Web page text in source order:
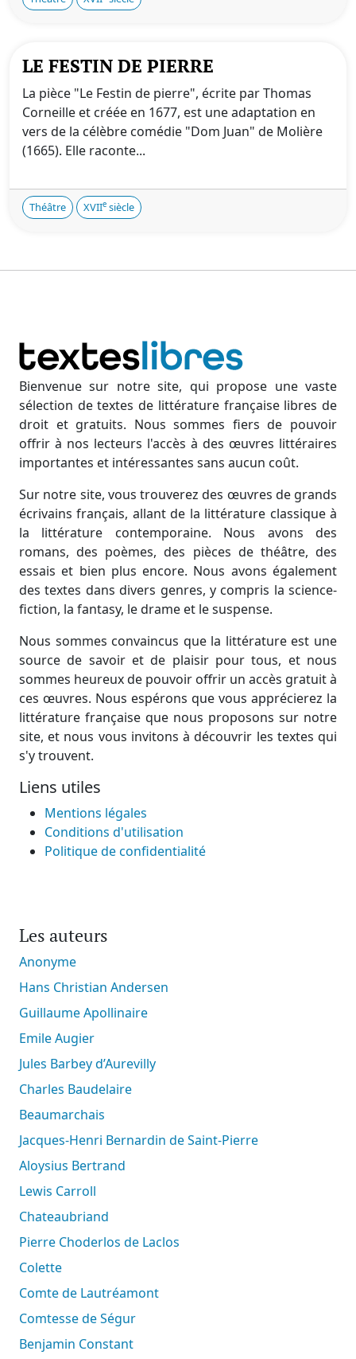
LE FESTIN DE PIERRE
La pièce "Le Festin de pierre", écrite par Thomas
Corneille et créée en 1677, est une adaptation en
vers de la célèbre comédie "Dom Juan" de Molière
(1665). Elle raconte...
Théâtre XVIIe siècle
Bienvenue sur notre site, qui propose une vaste
sélection de textes de littérature française libres de
droit et gratuits. Nous sommes fiers de pouvoir
offrir à nos lecteurs l'accès à des œuvres littéraires
importantes et intéressantes sans aucun coût.
Sur notre site, vous trouverez des œuvres de grands
écrivains français, allant de la littérature classique à
la littérature contemporaine. Nous avons des
romans, des poèmes, des pièces de théâtre, des
essais et bien plus encore. Nous avons également
des textes dans divers genres, y compris la science-
fiction, la fantasy, le drame et le suspense.
Nous sommes convaincus que la littérature est une
source de savoir et de plaisir pour tous, et nous
sommes heureux de pouvoir offrir un accès gratuit à
ces œuvres. Nous espérons que vous apprécierez la
littérature française que nous proposons sur notre
site, et nous vous invitons à découvrir les textes qui
s'y trouvent.
Liens utiles
Mentions légales
Conditions d'utilisation
Politique de confidentialité
Les auteurs
Anonyme
Hans Christian Andersen
Guillaume Apollinaire
Emile Augier
Jules Barbey d’Aurevilly
Charles Baudelaire
Beaumarchais
Jacques-Henri Bernardin de Saint-Pierre
Aloysius Bertrand
Lewis Carroll
Chateaubriand
Pierre Choderlos de Laclos
Colette
Comte de Lautréamont
Comtesse de Ségur
Benjamin Constant